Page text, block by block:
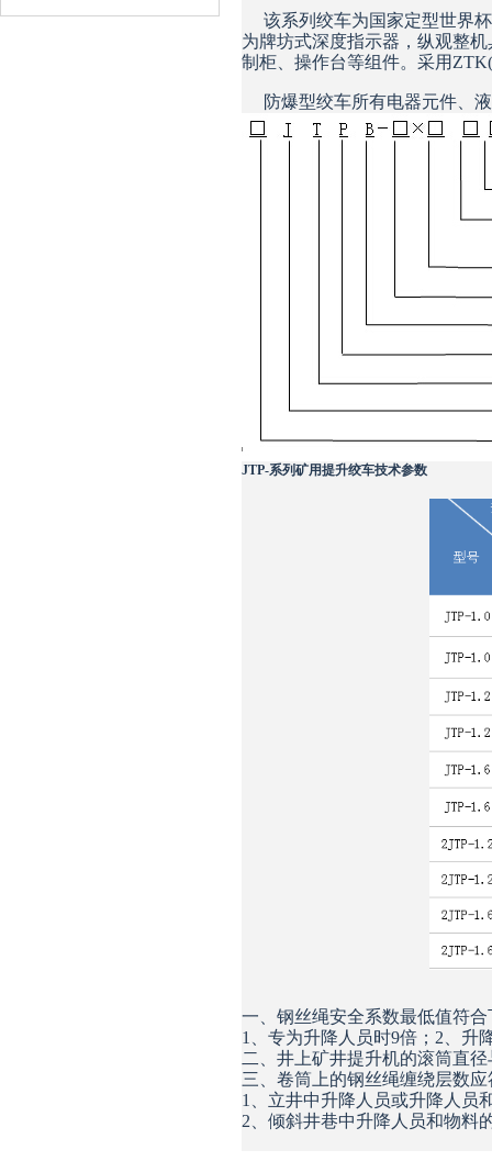
该系列绞车为国家定型世界
为牌坊式深度指示器，纵观整
制柜、操作台等组件。采用
防爆型绞车所有电器元件、
JTP-系列矿用提升绞车技术参数
一、钢丝绳安全系数最低值符
1、专为升降人员时9倍；2、升
二、井上矿井提升机的滚筒直
三、卷筒上的钢丝绳缠绕层数
1、立井中升降人员或升降人员
2、倾斜井巷中升降人员和物料